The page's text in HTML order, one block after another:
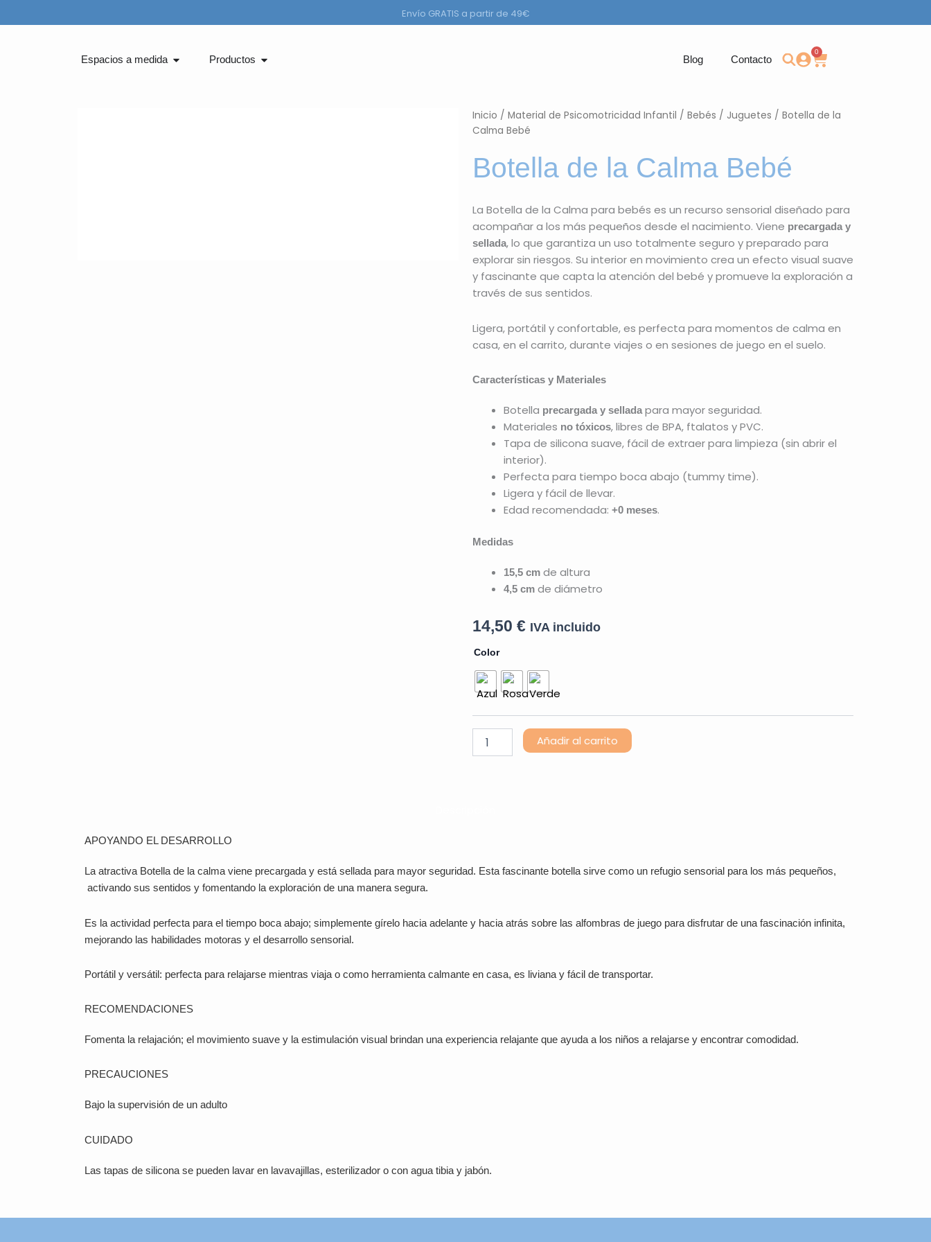
al
Envío GRATIS a partir de 49€
Espacios a medida Abrir Espacios a medida
Productos Abrir Productos Blog Contacto
0
Carrito
Inicio / Material de Psicomotricidad Infantil / Bebés / Juguetes / Botella de la
Calma Bebé
Botella de la Calma Bebé
La Botella de la Calma para bebés es un recurso sensorial diseñado para
acompañar a los más pequeños desde el nacimiento. Viene precargada y
sellada, lo que garantiza un uso totalmente seguro y preparado para
explorar sin riesgos. Su interior en movimiento crea un efecto visual suave
y fascinante que capta la atención del bebé y promueve la exploración a
través de sus sentidos.
Ligera, portátil y confortable, es perfecta para momentos de calma en
casa, en el carrito, durante viajes o en sesiones de juego en el suelo.
Características y Materiales
Botella precargada y selladapara mayor seguridad.
Materiales no tóxicos, libres de BPA, ftalatos y PVC.
Tapa de silicona suave, fácil de extraer para limpieza (sin abrir el
interior).
Perfecta para tiempo boca abajo (tummy time).
Ligera y fácil de llevar.
Edad recomendada: +0 meses.
Medidas
15,5 cm de altura
4,5 cm de diámetro
14,50 € IVA incluido
Color
Botella
la
Calma
cantidad
Añadir al carrito
APOYANDO EL DESARROLLO
La atractiva Botella de la calma viene precargada y está sellada para mayor seguridad. Esta fascinante botella sirve como un refugio sensorial para los más pequeños,
activando sus sentidos y fomentando la exploración de una manera segura.
Es la actividad perfecta para el tiempo boca abajo; simplemente gírelo hacia adelante y hacia atrás sobre las alfombras de juego para disfrutar de una fascinación infinita,
mejorando las habilidades motoras y el desarrollo sensorial.
Portátil y versátil: perfecta para relajarse mientras viaja o como herramienta calmante en casa, es liviana y fácil de transportar.
RECOMENDACIONES
Fomenta la relajación; el movimiento suave y la estimulación visual brindan una experiencia relajante que ayuda a los niños a relajarse y encontrar comodidad.
PRECAUCIONES
Bajo la supervisión de un adulto
CUIDADO
Las tapas de silicona se pueden lavar en lavavajillas, esterilizador o con agua tibia y jabón.